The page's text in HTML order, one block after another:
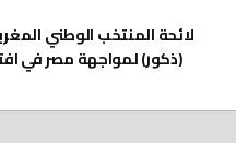
(ذكور) لمواجهة مصر في